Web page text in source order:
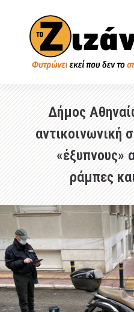
Δήμος
αντικοινωνική
«έξυπνους»
ράμπες